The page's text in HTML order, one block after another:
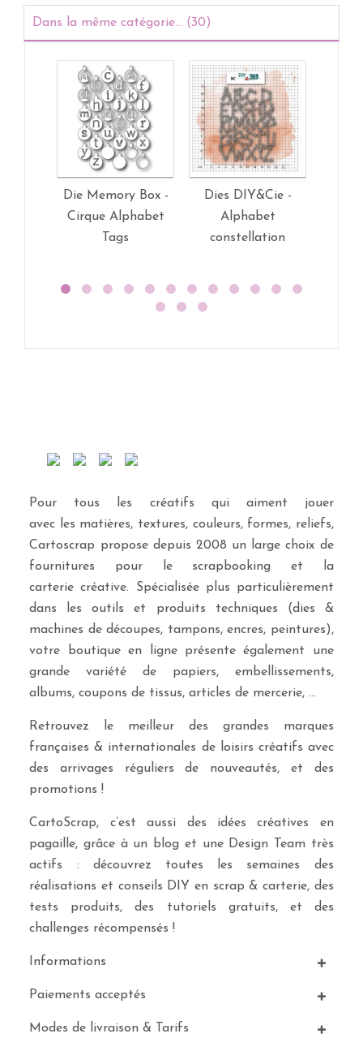
Dans la même catégorie... (30)
Die Memory Box -
Cirque Alphabet
Tags
Dies DIY&Cie -
Alphabet
constellation
Pour tous les créatifs qui aiment jouer
avec les matières, textures, couleurs, formes, reliefs,
Cartoscrap propose depuis 2008 un large choix de
fournitures pour le scrapbooking et la
carterie créative. Spécialisée plus particulièrement
dans les outils et produits techniques (dies &
machines de découpes, tampons, encres, peintures),
votre boutique en ligne présente également une
grande variété de papiers, embellissements,
albums, coupons de tissus, articles de mercerie, …
Retrouvez le meilleur des grandes marques
françaises & internationales de loisirs créatifs avec
des arrivages réguliers de nouveautés, et des
promotions !
CartoScrap, c’est aussi des idées créatives en
pagaille, grâce à un blog et une Design Team très
actifs : découvrez toutes les semaines des
réalisations et conseils DIY en scrap & carterie, des
tests produits, des tutoriels gratuits, et des
challenges récompensés !
Informations
Paiements acceptés
Modes de livraison & Tarifs